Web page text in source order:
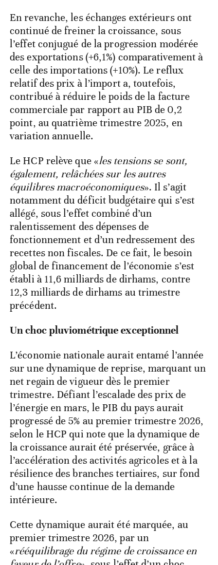
En revanche, les échanges extérieurs ont
continué de freiner la croissance, sous
l’effet conjugué de la progression modérée
des exportations (+6,1%) comparativement à
celle des importations (+10%). Le reflux
relatif des prix à l’import a, toutefois,
contribué à réduire le poids de la facture
commerciale par rapport au PIB de 0,2
point, au quatrième trimestre 2025, en
variation annuelle.
Le HCP relève que «les tensions se sont,
également, relâchées sur les autres
équilibres macroéconomiques». Il s’agit
notamment du déficit budgétaire qui s’est
allégé, sous l’effet combiné d’un
ralentissement des dépenses de
fonctionnement et d’un redressement des
recettes non fiscales. De ce fait, le besoin
global de financement de l’économie s’est
établi à 11,6 milliards de dirhams, contre
12,3 milliards de dirhams au trimestre
précédent.
Un choc pluviométrique exceptionnel
L’économie nationale aurait entamé l’année
sur une dynamique de reprise, marquant un
net regain de vigueur dès le premier
trimestre. Défiant l’escalade des prix de
l’énergie en mars, le PIB du pays aurait
progressé de 5% au premier trimestre 2026,
selon le HCP qui note que la dynamique de
la croissance aurait été préservée, grâce à
l’accélération des activités agricoles et à la
résilience des branches tertiaires, sur fond
d’une hausse continue de la demande
intérieure.
Cette dynamique aurait été marquée, au
premier trimestre 2026, par un
«rééquilibrage du régime de croissance en